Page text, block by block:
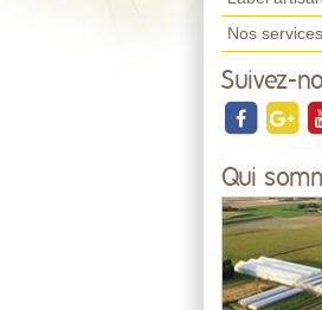
Nos
Suivez-
Qui